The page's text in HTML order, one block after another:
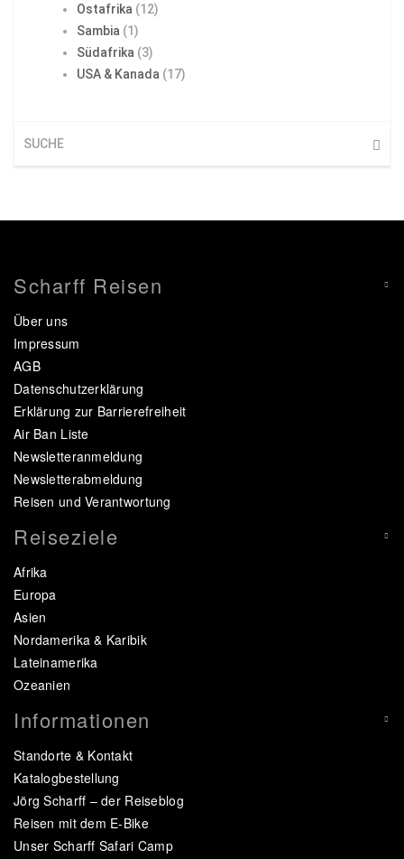
Ostafrika (12)
Sambia (1)
Südafrika (3)
USA & Kanada (17)
Scharff Reisen
Über uns
Impressum
AGB
Datenschutzerklärung
Erklärung zur Barrierefreiheit
Air Ban Liste
Newsletteranmeldung
Newsletterabmeldung
Reisen und Verantwortung
Reiseziele
Afrika
Europa
Asien
Nordamerika & Karibik
Lateinamerika
Ozeanien
Informationen
Standorte & Kontakt
Katalogbestellung
Jörg Scharff – der Reiseblog
Reisen mit dem E-Bike
Unser Scharff Safari Camp